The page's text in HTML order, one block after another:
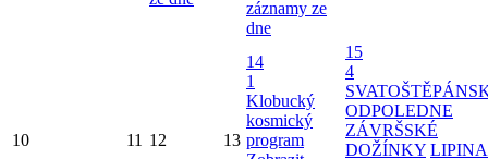
záznamy ze
dne
10 11 12 13
14
1
Klobucký
kosmický
program
15
4
ODPOLEDNE
ZÁVRŠSKÉ
DOŽÍNKY LIPINA